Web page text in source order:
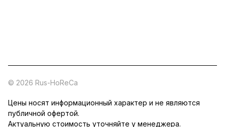
© 2026 Rus-HoReCa
Цены носят информационный характер и не являются
публичной офертой.
Актуальную стоимость уточняйте у менеджера.